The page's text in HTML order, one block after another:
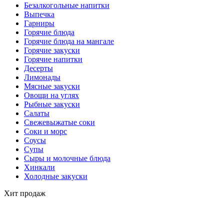
Безалкогольные напитки
Выпечка
Гарниры
Горячие блюда
Горячие блюда на мангале
Горячие закуски
Горячие напитки
Десерты
Лимонады
Мясные закуски
Овощи на углях
Рыбные закуски
Салаты
Свежевыжатые соки
Соки и морс
Соусы
Супы
Сыры и молочные блюда
Хинкали
Холодные закуски
Хит продаж